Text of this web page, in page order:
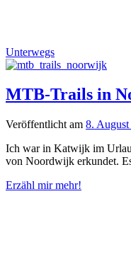
Unterwegs
MTB-Trails in
Veröffentlicht am 8.
Ich war in Katwijk im
von Noordwijk erkundet.
Erzähl mir mehr!